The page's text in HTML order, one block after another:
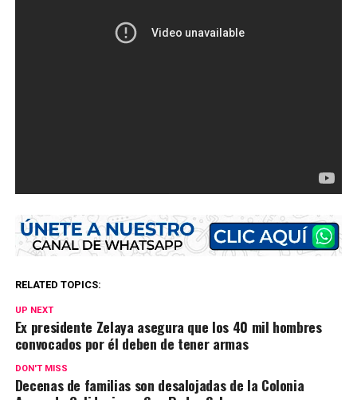
RELATED TOPICS:
UP NEXT
Ex presidente Zelaya asegura que los 40 mil hombres
convocados por él deben de tener armas
DON'T MISS
Decenas de familias son desalojadas de la Colonia